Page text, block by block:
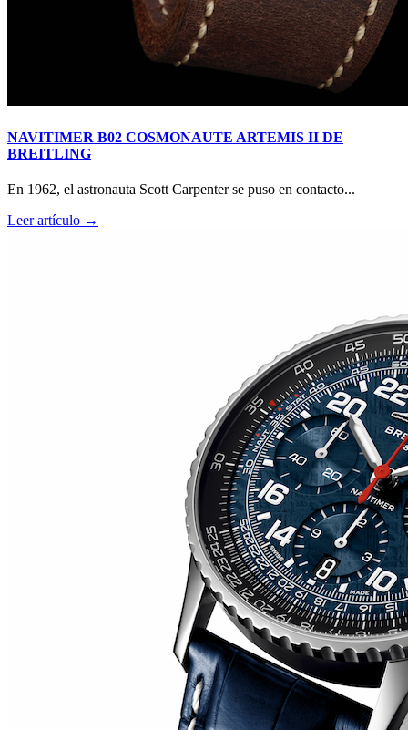
RM O7-01 COLOURED CERAMICS 2026 de RICHARD
NAVITIMER B02 COSMONAUTE ARTEMIS II DE
BREITLING
En 1962, el astronauta Scott Carpenter se puso en contacto...
Leer artículo →